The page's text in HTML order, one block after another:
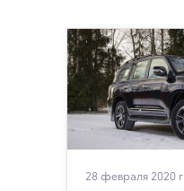
28 февраля 2020 г.